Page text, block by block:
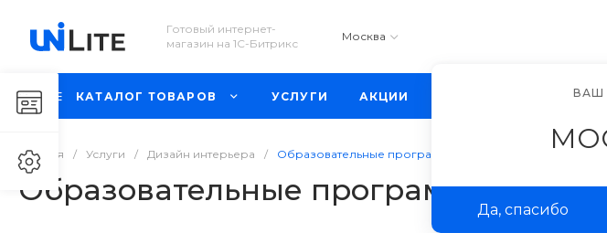
Готовый интернет-
магазин на 1С-Битрикс
Москва
КАТАЛОГ ТОВАРОВ УСЛУГИ АКЦИИ БЛОГ
Главная / Услуги / Дизайн интерьера / Образовательные программы
Образовательные программы
ВАШ
Да, спасибо